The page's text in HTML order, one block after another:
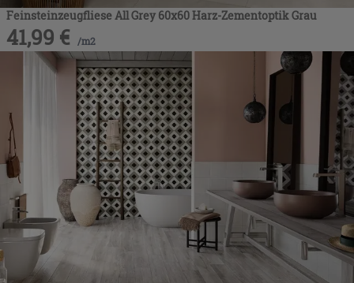
Feinsteinzeugfliese All Grey 60x60 Harz-Zementoptik Grau
41,99 € /m2